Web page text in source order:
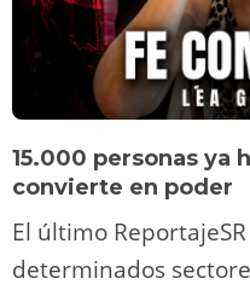
15.000 personas ya
convierte en poder
El último
determinados